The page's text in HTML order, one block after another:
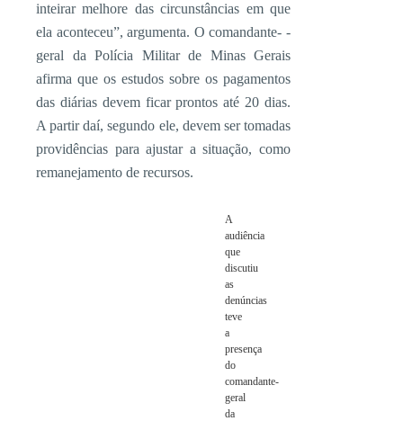
inteirar melhore das circunstâncias em que
ela aconteceu”, argumenta. O comandante- -
geral da Polícia Militar de Minas Gerais
afirma que os estudos sobre os pagamentos
das diárias devem ficar prontos até 20 dias.
A partir daí, segundo ele, devem ser tomadas
providências para ajustar a situação, como
remanejamento de recursos.
A
audiência
que
discutiu
as
denúncias
teve
a
presença
do
comandante-
geral
da